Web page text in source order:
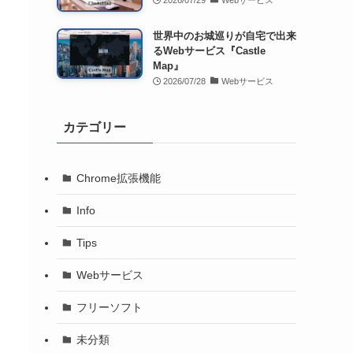
世界中のお城巡りが自宅で出来
るWebサービス『Castle
Map』
2026/07/28 Webサービス
カテゴリー
Chrome拡張機能
Info
Tips
Webサービス
フリーソフト
未分類